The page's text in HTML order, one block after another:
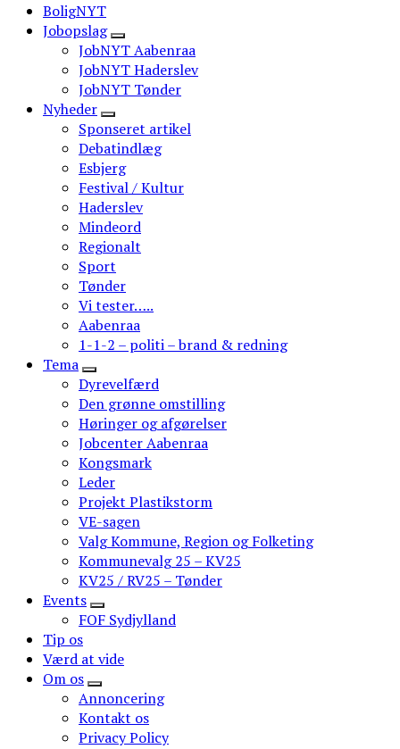
BoligNYT
Jobopslag
JobNYT Aabenraa
JobNYT Haderslev
JobNYT Tønder
Nyheder
Sponseret artikel
Debatindlæg
Esbjerg
Festival / Kultur
Haderslev
Mindeord
Regionalt
Sport
Tønder
Vi tester…..
Aabenraa
1-1-2 – politi – brand & redning
Tema
Dyrevelfærd
Den grønne omstilling
Høringer og afgørelser
Jobcenter Aabenraa
Kongsmark
Leder
Projekt Plastikstorm
VE-sagen
Valg Kommune, Region og Folketing
Kommunevalg 25 – KV25
KV25 / RV25 – Tønder
Events
FOF Sydjylland
Tip os
Værd at vide
Om os
Annoncering
Kontakt os
Privacy Policy